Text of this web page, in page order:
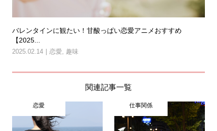
バレンタインに観たい！甘酸っぱい恋愛アニメおすすめ
【2025...
2025.02.14 恋愛 趣味
関連記事一覧
恋愛 仕事関係